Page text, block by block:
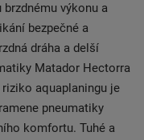
výkonu a
bezpečné a
dráha a delší
Matador Hectorra
aquaplaningu je
pneumatiky
komfortu. Tuhé a